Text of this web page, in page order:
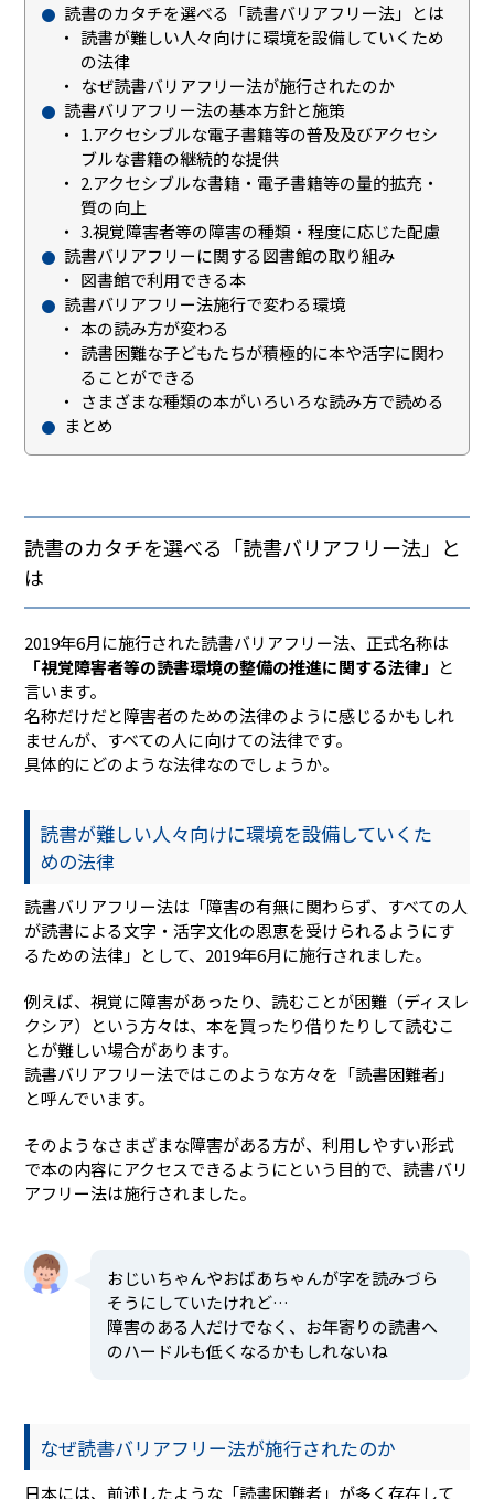
読書のカタチを選べる「読書バリアフリー法」とは
読書が難しい人々向けに環境を設備していくため
の法律
なぜ読書バリアフリー法が施行されたのか
読書バリアフリー法の基本方針と施策
1.アクセシブルな電子書籍等の普及及びアクセシ
ブルな書籍の継続的な提供
2.アクセシブルな書籍・電子書籍等の量的拡充・
質の向上
3.視覚障害者等の障害の種類・程度に応じた配慮
読書バリアフリーに関する図書館の取り組み
図書館で利用できる本
読書バリアフリー法施行で変わる環境
本の読み方が変わる
読書困難な子どもたちが積極的に本や活字に関わ
ることができる
さまざまな種類の本がいろいろな読み方で読める
まとめ
読書のカタチを選べる「読書バリアフリー法」と
は
2019年6月に施行された読書バリアフリー法、正式名称は
「視覚障害者等の読書環境の整備の推進に関する法律」 と
言います。
名称だけだと障害者のための法律のように感じるかもしれ
ませんが、すべての人に向けての法律です。
具体的にどのような法律なのでしょうか。
読書が難しい人々向けに環境を設備していくた
めの法律
読書バリアフリー法は「障害の有無に関わらず、すべての人
が読書による文字・活字文化の恩恵を受けられるようにす
るための法律」として、2019年6月に施行されました。
例えば、視覚に障害があったり、読むことが困難（ディスレ
クシア）という方々は、本を買ったり借りたりして読むこ
とが難しい場合があります。
読書バリアフリー法ではこのような方々を「読書困難者」
と呼んでいます。
そのようなさまざまな障害がある方が、利用しやすい形式
で本の内容にアクセスできるようにという目的で、読書バリ
アフリー法は施行されました。
おじいちゃんやおばあちゃんが字を読みづら
そうにしていたけれど…
障害のある人だけでなく、お年寄りの読書へ
のハードルも低くなるかもしれないね
なぜ読書バリアフリー法が施行されたのか
日本には、前述したような「読書困難者」が多く存在して